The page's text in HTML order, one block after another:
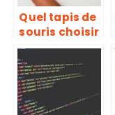
Quel tapis de
souris choisir
pour son PC
gaming ?